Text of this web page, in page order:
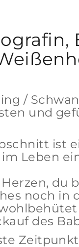
/
und
ist
Leben
du
noch in
des